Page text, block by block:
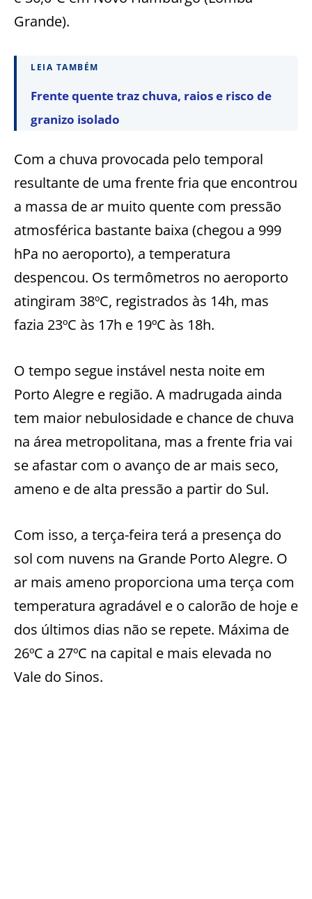
Grande).
LEIA TAMBÉM
Frente quente traz chuva, raios e risco de
granizo isolado
Com a chuva provocada pelo temporal
resultante de uma frente fria que encontrou
a massa de ar muito quente com pressão
atmosférica bastante baixa (chegou a 999
hPa no aeroporto), a temperatura
despencou. Os termômetros no aeroporto
atingiram 38ºC, registrados às 14h, mas
fazia 23ºC às 17h e 19ºC às 18h.
O tempo segue instável nesta noite em
Porto Alegre e região. A madrugada ainda
tem maior nebulosidade e chance de chuva
na área metropolitana, mas a frente fria vai
se afastar com o avanço de ar mais seco,
ameno e de alta pressão a partir do Sul.
Com isso, a terça-feira terá a presença do
sol com nuvens na Grande Porto Alegre. O
ar mais ameno proporciona uma terça com
temperatura agradável e o calorão de hoje e
dos últimos dias não se repete. Máxima de
26ºC a 27ºC na capital e mais elevada no
Vale do Sinos.